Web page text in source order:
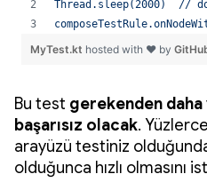
Bu test gerekenden daha
başarısız olacak.
arayüzü testiniz
olduğunca hızlı olmasını